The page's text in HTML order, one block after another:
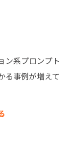
ン系プロンプト
る事例が増えて